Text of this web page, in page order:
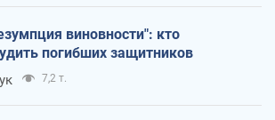
виновности": кто
погибших защитников
7,2 т.